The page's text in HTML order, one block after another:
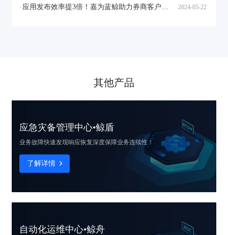
应用发布效率提3倍！嘉为蓝鲸助力券商客户应用发布敏捷与合规 2024-05-22
其他产品
应急灾备管理中心•鲸盾
业务故障快速发现响应恢复深度保障业务连续性！
了解详情
自动化运维中心•鲸舟